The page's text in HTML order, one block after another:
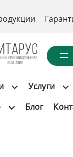
Услуги
Блог